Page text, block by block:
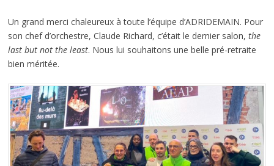
Un grand merci chaleureux à toute l’équipe d’ADRIDEMAIN. Pour
son chef d’orchestre, Claude Richard, c’était le dernier salon, the
last but not the least. Nous lui souhaitons une belle pré-retraite
bien méritée.